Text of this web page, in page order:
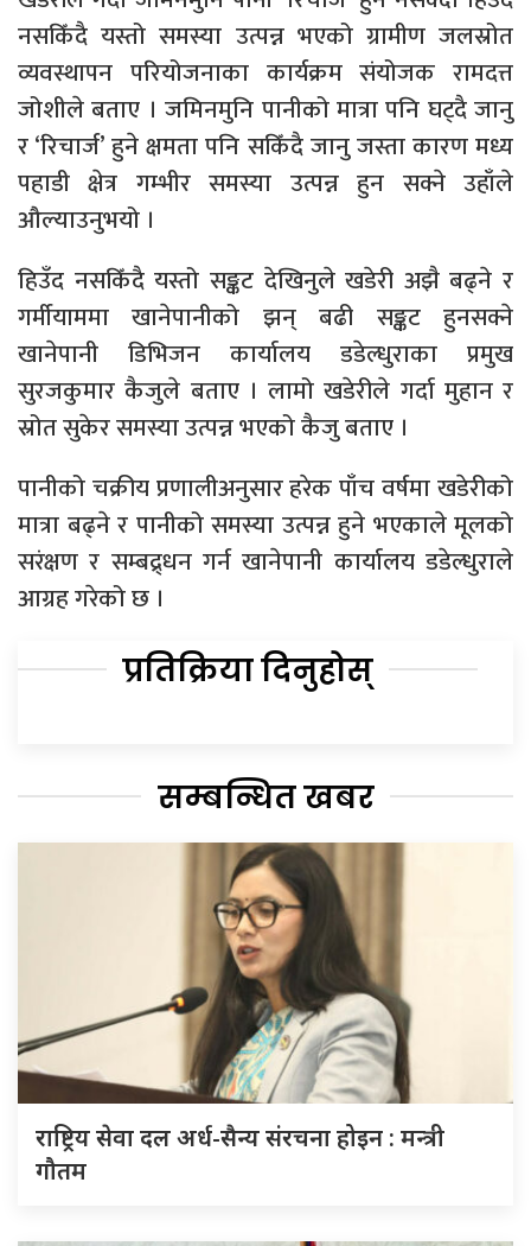
नसकिँदै यस्तो समस्या उत्पन्न भएको ग्रामीण जलस्रोत
व्यवस्थापन परियोजनाका कार्यक्रम संयोजक रामदत्त
जोशीले बताए । जमिनमुनि पानीको मात्रा पनि घट्दै जानु
र ‘रिचार्ज’ हुने क्षमता पनि सकिँदै जानु जस्ता कारण मध्य
पहाडी क्षेत्र गम्भीर समस्या उत्पन्न हुन सक्ने उहाँले
औल्याउनुभयो ।
हिउँद नसकिँदै यस्तो सङ्कट देखिनुले खडेरी अझै बढ्ने र
गर्मीयाममा खानेपानीको झन् बढी सङ्कट हुनसक्ने
खानेपानी डिभिजन कार्यालय डडेल्धुराका प्रमुख
सुरजकुमार कैजुले बताए । लामो खडेरीले गर्दा मुहान र
स्रोत सुकेर समस्या उत्पन्न भएको कैजु बताए ।
पानीको चक्रीय प्रणालीअनुसार हरेक पाँच वर्षमा खडेरीको
मात्रा बढ्ने र पानीको समस्या उत्पन्न हुने भएकाले मूलको
सरंक्षण र सम्बद्र्धन गर्न खानेपानी कार्यालय डडेल्धुराले
आग्रह गरेको छ ।
प्रतिक्रिया दिनुहोस्
सम्बन्धित खबर
राष्ट्रिय सेवा दल अर्ध-सैन्य संरचना होइन : मन्त्री
गौतम